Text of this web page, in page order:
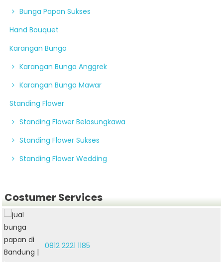
Bunga Papan Sukses
Hand Bouquet
Karangan Bunga
Karangan Bunga Anggrek
Karangan Bunga Mawar
Standing Flower
Standing Flower Belasungkawa
Standing Flower Sukses
Standing Flower Wedding
Costumer Services
0812 2221 1185